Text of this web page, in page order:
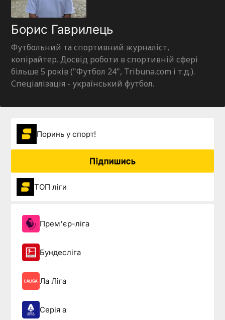
Борис Гаврилець
Футбольний та спортивний журналіст,
копірайтер. Досвід роботи в спортивній сфері
більше 5 років ("Футбол 24", Tribuna.com і т.д.).
Спеціалізація - український футбол.
Поринь у спорт!
Підпишись
ТОП ліги
Прем'єр-ліга
Бундесліга
Ла Ліга
Серія а